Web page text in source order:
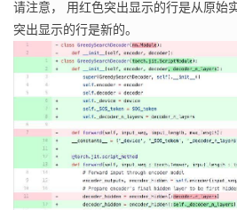
请注意， 用红色突出显示的行是从原始
突出显示的行是新的。